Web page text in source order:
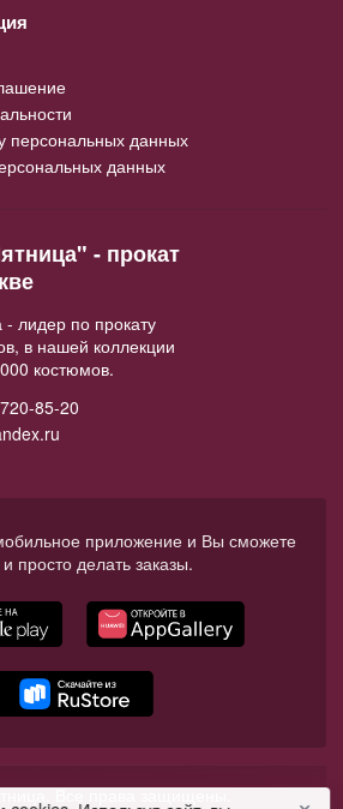
персональных данных
данных
- прокат
лидер по прокату
в нашей коллекции
костюмов.
85-20
приложение и Вы сможете
и просто делать заказы.
Все права защищены.